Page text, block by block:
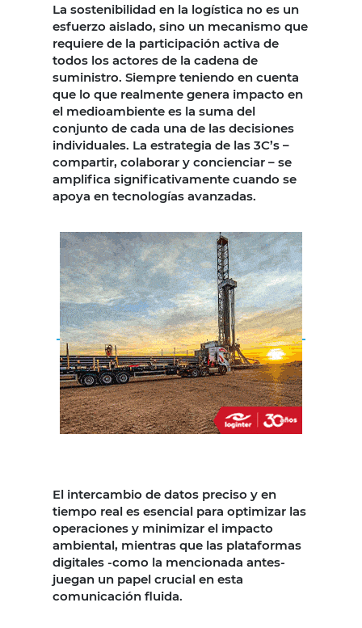
La sostenibilidad en la logística no es un
esfuerzo aislado, sino un mecanismo que
requiere de la participación activa de
todos los actores de la cadena de
suministro. Siempre teniendo en cuenta
que lo que realmente genera impacto en
el medioambiente es la suma del
conjunto de cada una de las decisiones
individuales. La estrategia de las 3C’s –
compartir, colaborar y concienciar – se
amplifica significativamente cuando se
apoya en tecnologías avanzadas.
El intercambio de datos preciso y en
tiempo real es esencial para optimizar las
operaciones y minimizar el impacto
ambiental, mientras que las plataformas
digitales -como la mencionada antes-
juegan un papel crucial en esta
comunicación fluida.